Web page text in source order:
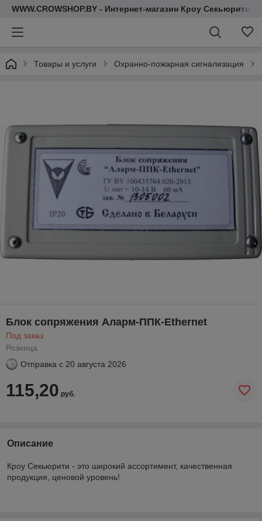
WWW.CROWSHOP.BY - Интернет-магазин Кроу Секьюрити
Товары и услуги Охранно-пожарная сигнализация
Блок сопряжения Аларм-ППК-Ethernet
Под заказ
Розница
Отправка с 20 августа 2026
115,20 руб.
Описание
Кроу Секьюрити - это широкий ассортимент, качественная
продукция, ценовой уровень!